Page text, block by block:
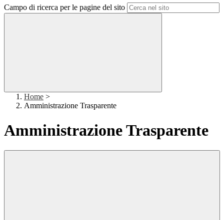
Campo di ricerca per le pagine del sito
Home >
Amministrazione Trasparente
Amministrazione Trasparente